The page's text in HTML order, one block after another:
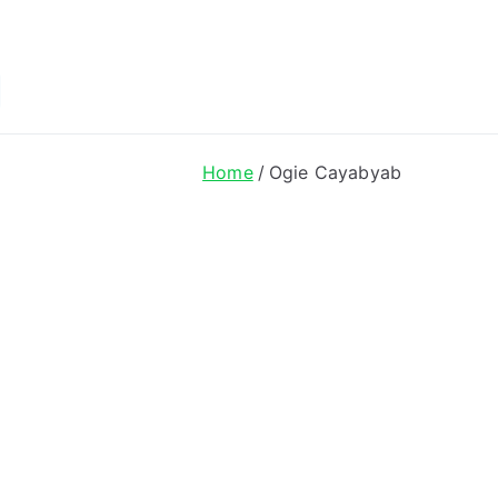
Lyrics
Home Ogie Cayabyab